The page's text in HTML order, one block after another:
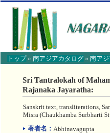
トップ» 南アジアカタログ » 南ア
Sri Tantralokah of
Rajanaka Jayaratha:
Sanskrit text, transliterations,
Misra (Chaukhamba Surbharti
著者名： Abhinavagupta